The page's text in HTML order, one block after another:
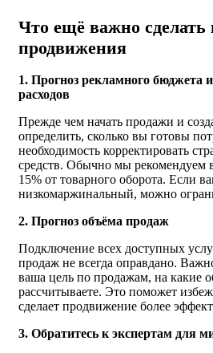
Что ещё важно сделать
продвижения
1. Прогноз рекламного бюджета
расходов
Прежде чем начать продажи и
определить, сколько вы готовы
необходимость корректировать
средств. Обычно мы рекомендуем
15% от товарного оборота. Если
низкомаржинальный, можно
2. Прогноз объёма продаж
Подключение всех доступных
продаж не всегда оправдано.
ваша цель по продажам, на какие
рассчитываете. Это поможет
сделает продвижение более
3. Обратитесь к экспертам для